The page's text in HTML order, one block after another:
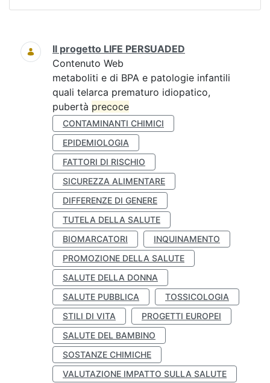
Ricerca
Il progetto LIFE PERSUADED
Contenuto Web
metaboliti e di BPA e patologie infantili
quali telarca prematuro idiopatico,
pubertà precoce
CONTAMINANTI CHIMICI
EPIDEMIOLOGIA
FATTORI DI RISCHIO
SICUREZZA ALIMENTARE
DIFFERENZE DI GENERE
TUTELA DELLA SALUTE
BIOMARCATORI
INQUINAMENTO
PROMOZIONE DELLA SALUTE
SALUTE DELLA DONNA
SALUTE PUBBLICA
TOSSICOLOGIA
STILI DI VITA
PROGETTI EUROPEI
SALUTE DEL BAMBINO
SOSTANZE CHIMICHE
VALUTAZIONE IMPATTO SULLA SALUTE